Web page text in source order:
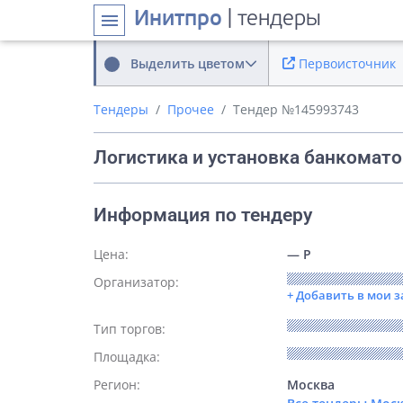
menu Инитпро | тендеры
Выделить цветом Первоисточник
Тендеры Прочее Тендер №145993743
Логистика и установка
Информация по тендеру
Цена:
— Р
Организатор:
+ Добавить в мои
Тип торгов:
Площадка:
Регион:
Москва